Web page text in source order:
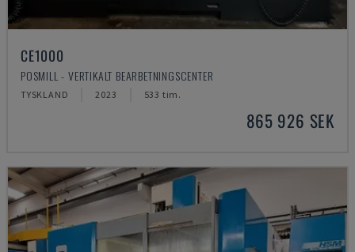
CE1000
POSMILL - VERTIKALT BEARBETNINGSCENTER
TYSKLAND 2023 533 tim.
865 926 SEK